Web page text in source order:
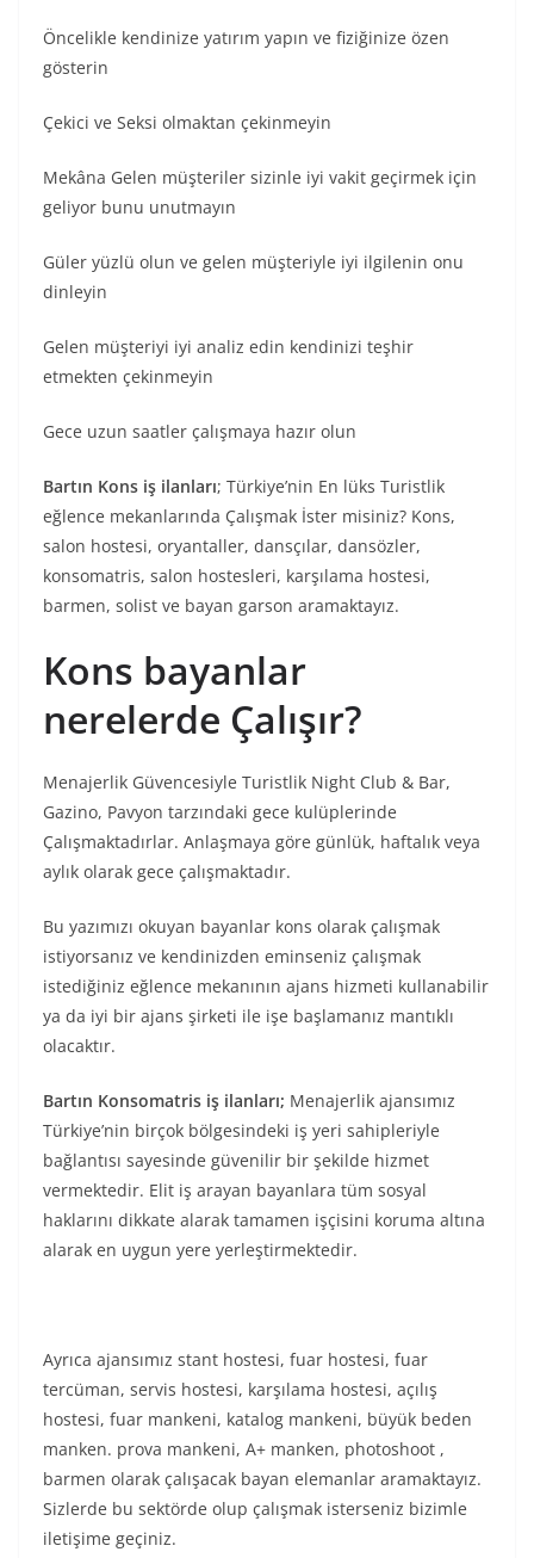
Öncelikle kendinize yatırım yapın ve fiziğinize özen
gösterin
Çekici ve Seksi olmaktan çekinmeyin
Mekâna Gelen müşteriler sizinle iyi vakit geçirmek için
geliyor bunu unutmayın
Güler yüzlü olun ve gelen müşteriyle iyi ilgilenin onu
dinleyin
Gelen müşteriyi iyi analiz edin kendinizi teşhir
etmekten çekinmeyin
Gece uzun saatler çalışmaya hazır olun
Bartın Kons iş ilanları; Türkiye’nin En lüks Turistlik
eğlence mekanlarında Çalışmak İster misiniz? Kons,
salon hostesi, oryantaller, dansçılar, dansözler,
konsomatris, salon hostesleri, karşılama hostesi,
barmen, solist ve bayan garson aramaktayız.
Kons bayanlar
nerelerde Çalışır?
Menajerlik Güvencesiyle Turistlik Night Club & Bar,
Gazino, Pavyon tarzındaki gece kulüplerinde
Çalışmaktadırlar. Anlaşmaya göre günlük, haftalık veya
aylık olarak gece çalışmaktadır.
Bu yazımızı okuyan bayanlar kons olarak çalışmak
istiyorsanız ve kendinizden eminseniz çalışmak
istediğiniz eğlence mekanının ajans hizmeti kullanabilir
ya da iyi bir ajans şirketi ile işe başlamanız mantıklı
olacaktır.
Bartın Konsomatris iş ilanları; Menajerlik ajansımız
Türkiye’nin birçok bölgesindeki iş yeri sahipleriyle
bağlantısı sayesinde güvenilir bir şekilde hizmet
vermektedir. Elit iş arayan bayanlara tüm sosyal
haklarını dikkate alarak tamamen işçisini koruma altına
alarak en uygun yere yerleştirmektedir.
Ayrıca ajansımız stant hostesi, fuar hostesi, fuar
tercüman, servis hostesi, karşılama hostesi, açılış
hostesi, fuar mankeni, katalog mankeni, büyük beden
manken. prova mankeni, A+ manken, photoshoot ,
barmen olarak çalışacak bayan elemanlar aramaktayız.
Sizlerde bu sektörde olup çalışmak isterseniz bizimle
iletişime geçiniz.